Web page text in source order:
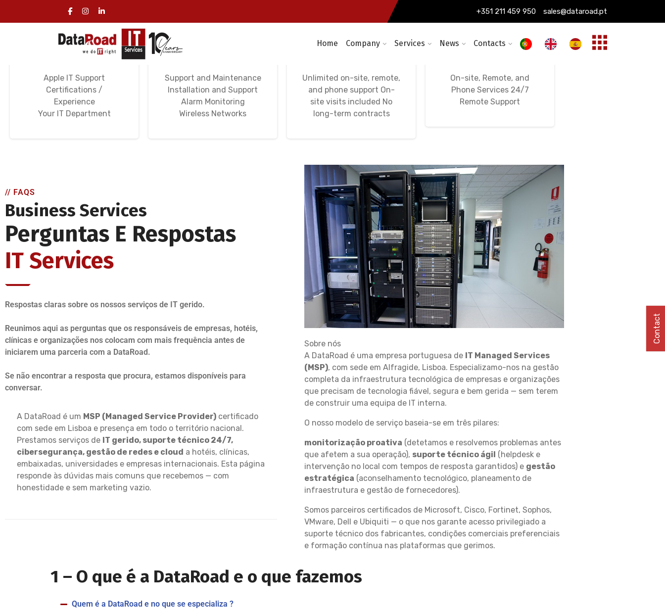
+351 211 459 950 sales@dataroad.pt
Home Company Services News Contacts
Specialized Apple
Computer Services
Apple IT Support
Certifications /
Experience
Your IT Department
Computer Networks,
Support and Maintenance
Installation and Support
Alarm Monitoring
Wireless Networks
Avença Informática
Unlimited on-site, remote,
and phone support On-
site visits included No
long-term contracts
24/7, 365-Day
On-site, Remote, and
Phone Services 24/7
Remote Support
// FAQS
Business Services
Perguntas E Respostas
IT Services
Respostas claras sobre os nossos serviços de IT gerido.
Reunimos aqui as perguntas que os responsáveis de empresas, hotéis,
clínicas e organizações nos colocam com mais frequência antes de
iniciarem uma parceria com a DataRoad.
Se não encontrar a resposta que procura, estamos disponíveis para
conversar.
A DataRoad é um MSP (Managed Service Provider) certificado
com sede em Lisboa e presença em todo o território nacional.
Prestamos serviços de IT gerido, suporte técnico 24/7,
cibersegurança, gestão de redes e cloud a hotéis, clínicas,
embaixadas, universidades e empresas internacionais. Esta página
responde às dúvidas mais comuns que recebemos — com
honestidade e sem marketing vazio.
Sobre nós
A DataRoad é uma empresa portuguesa de IT Managed Services
(MSP), com sede em Alfragide, Lisboa. Especializamo-nos na gestão
completa da infraestrutura tecnológica de empresas e organizações
que precisam de tecnologia fiável, segura e bem gerida — sem terem
de construir uma equipa de IT interna.
O nosso modelo de serviço baseia-se em três pilares:
monitorização proativa (detetamos e resolvemos problemas antes
que afetem a sua operação), suporte técnico ágil (helpdesk e
intervenção no local com tempos de resposta garantidos) e gestão
estratégica (aconselhamento tecnológico, planeamento de
infraestrutura e gestão de fornecedores).
Somos parceiros certificados de Microsoft, Cisco, Fortinet, Sophos,
VMware, Dell e Ubiquiti — o que nos garante acesso privilegiado a
suporte técnico dos fabricantes, condições comerciais preferenciais
e formação contínua nas plataformas que gerimos.
1 – O que é a DataRoad e o que fazemos
Quem é a DataRoad e no que se especializa ?
Contact